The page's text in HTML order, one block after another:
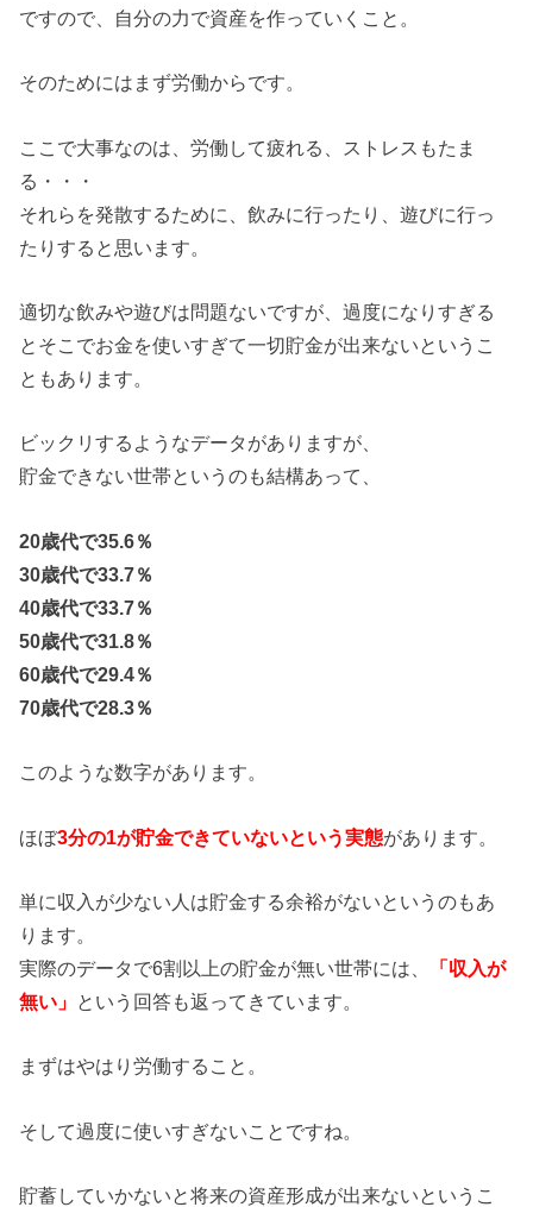
ですので、自分の力で資産を作っていくこと。
そのためにはまず労働からです。
ここで大事なのは、労働して疲れる、ストレスもたま
る・・・
それらを発散するために、飲みに行ったり、遊びに行っ
たりすると思います。
適切な飲みや遊びは問題ないですが、過度になりすぎる
とそこでお金を使いすぎて一切貯金が出来ないというこ
ともあります。
ビックリするようなデータがありますが、
貯金できない世帯というのも結構あって、
20歳代で35.6％
30歳代で33.7％
40歳代で33.7％
50歳代で31.8％
60歳代で29.4％
70歳代で28.3％
このような数字があります。
ほぼ3分の1が貯金できていないという実態があります。
単に収入が少ない人は貯金する余裕がないというのもあ
ります。
実際のデータで6割以上の貯金が無い世帯には、
「収入が
無い」 という回答も返ってきています。
まずはやはり労働すること。
そして過度に使いすぎないことですね。
貯蓄していかないと将来の資産形成が出来ないというこ